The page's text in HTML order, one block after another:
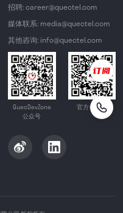
招聘: career@quectel.com
媒体联系: media@quectel.com
其他咨询: info@quectel.com
QuecDevZone
公众号
官方公众号